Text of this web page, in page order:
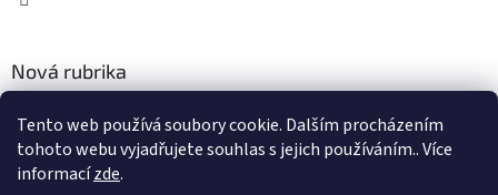
Tento web používá soubory cookie. Dalším procházením
tohoto webu vyjadřujete souhlas s jejich používáním.. Více
informacízde.
Nová rubrika
2.4.2020